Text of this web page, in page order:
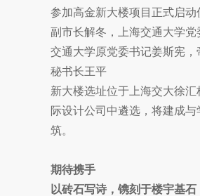
参加高金新大楼项目正式启
副市长解冬，上海交通大学
交通大学原党委书记姜斯宪
秘书长王平
新大楼选址位于上海交大徐
际设计公司中遴选，将建成
筑。
期待携手
以砖石写诗，镌刻于楼宇基